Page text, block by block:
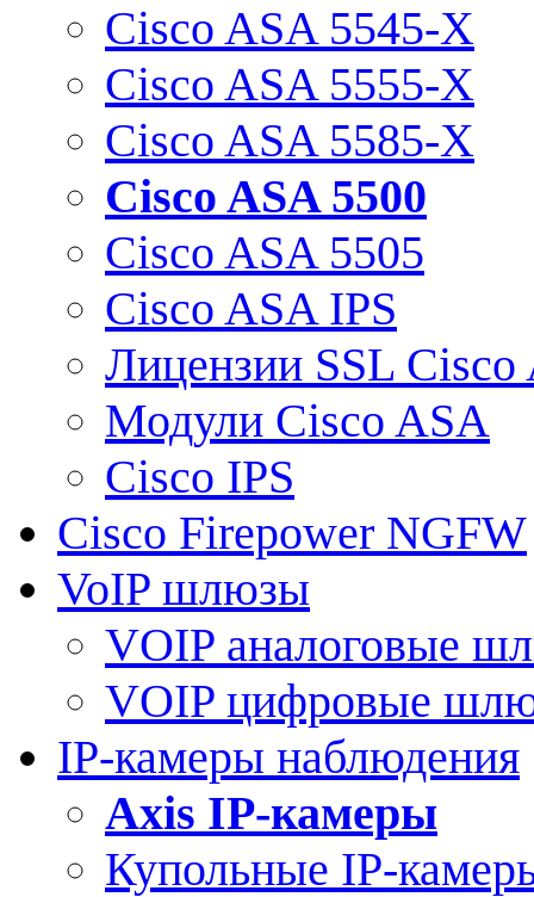
Cisco ASA 5545-X
Cisco ASA 5555-X
Cisco ASA 5585-X
Cisco ASA 5500
Cisco ASA 5505
Cisco ASA IPS
Лицензии SSL Cisco
Модули Cisco ASA
Cisco IPS
Cisco Firepower NGFW
VoIP шлюзы
VOIP аналоговые
VOIP цифровые
IP-камеры наблюдения
Axis IP-камеры
Купольные IP-